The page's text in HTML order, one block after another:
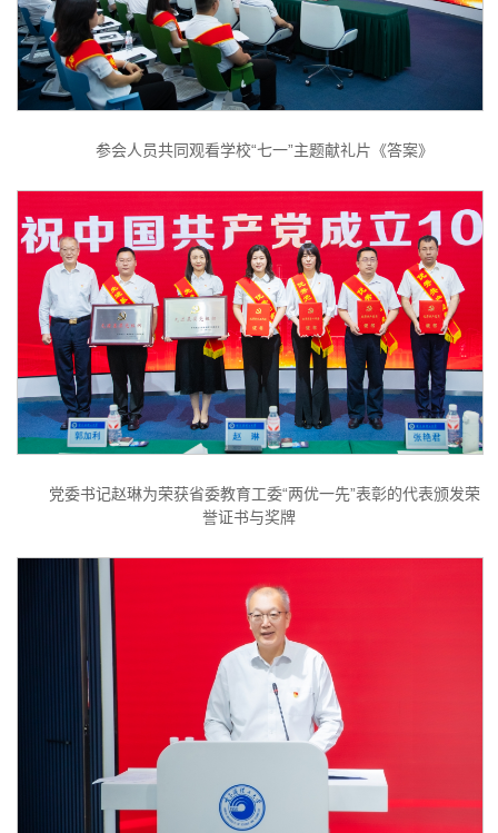
参会人员共同观看学校“七一”主题献礼片《答案》
党委书记赵琳为荣获省委教育工委“两优一先”表彰的代表颁发荣
誉证书与奖牌